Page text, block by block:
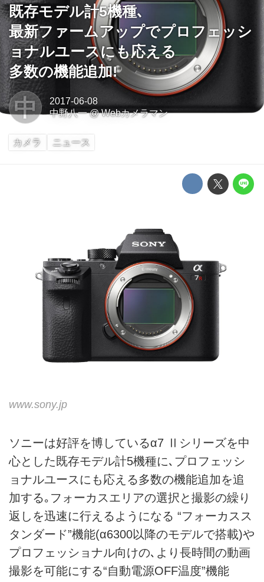
既存モデル計5機種､
最新ファームアップでプロフェッシ
ョナルユースにも応える
多数の機能追加!
中
2017-06-08
中野八一@Webカメラマン
カメラ ニュース
www.sony.jp
ソニーは好評を博しているα7 Ⅱシリーズを中
心とした既存モデル計5機種に､プロフェッシ
ョナルユースにも応える多数の機能追加を追
加する｡フォーカスエリアの選択と撮影の繰り
返しを迅速に行えるようになる “フォーカスス
タンダード”機能(α6300以降のモデルで搭載)や
プロフェッショナル向けの､より長時間の動画
撮影を可能にする“自動電源OFF温度”機能